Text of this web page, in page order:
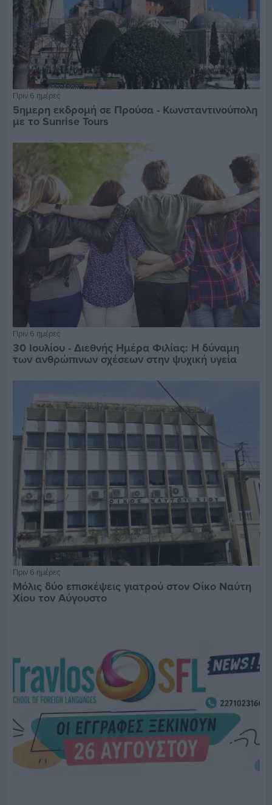
Πριν 6 ημέρες
5ημερη εκδρομή σε Προύσα - Κωνσταντινούπολη
με το Sunrise Tours
Πριν 6 ημέρες
30 Ιουλίου - Διεθνής Ημέρα Φιλίας: Η δύναμη
των ανθρώπινων σχέσεων στην ψυχική υγεία
Πριν 6 ημέρες
Μόλις δύο επισκέψεις γιατρού στον Οίκο Ναύτη
Χίου τον Αύγουστο